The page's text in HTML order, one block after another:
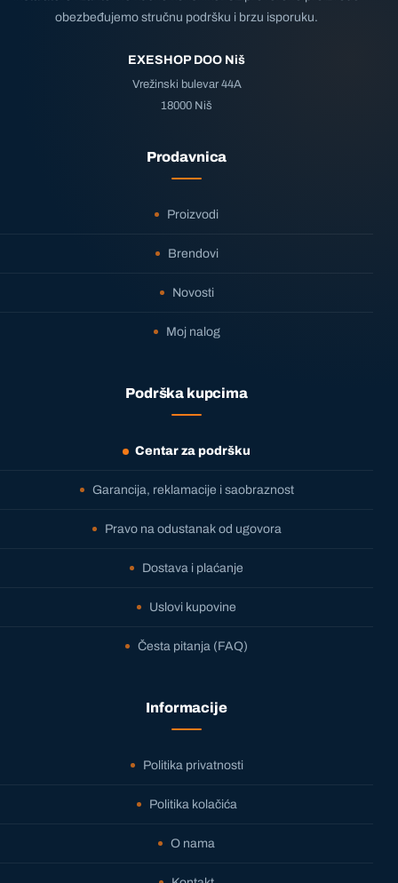
obezbeđujemo stručnu podršku i brzu isporuku.
EXESHOP DOO Niš
Vrežinski bulevar 44A
18000 Niš
Prodavnica
Proizvodi
Brendovi
Novosti
Moj nalog
Podrška kupcima
Centar za podršku
Garancija, reklamacije i saobraznost
Pravo na odustanak od ugovora
Dostava i plaćanje
Uslovi kupovine
Česta pitanja (FAQ)
Informacije
Politika privatnosti
Politika kolačića
O nama